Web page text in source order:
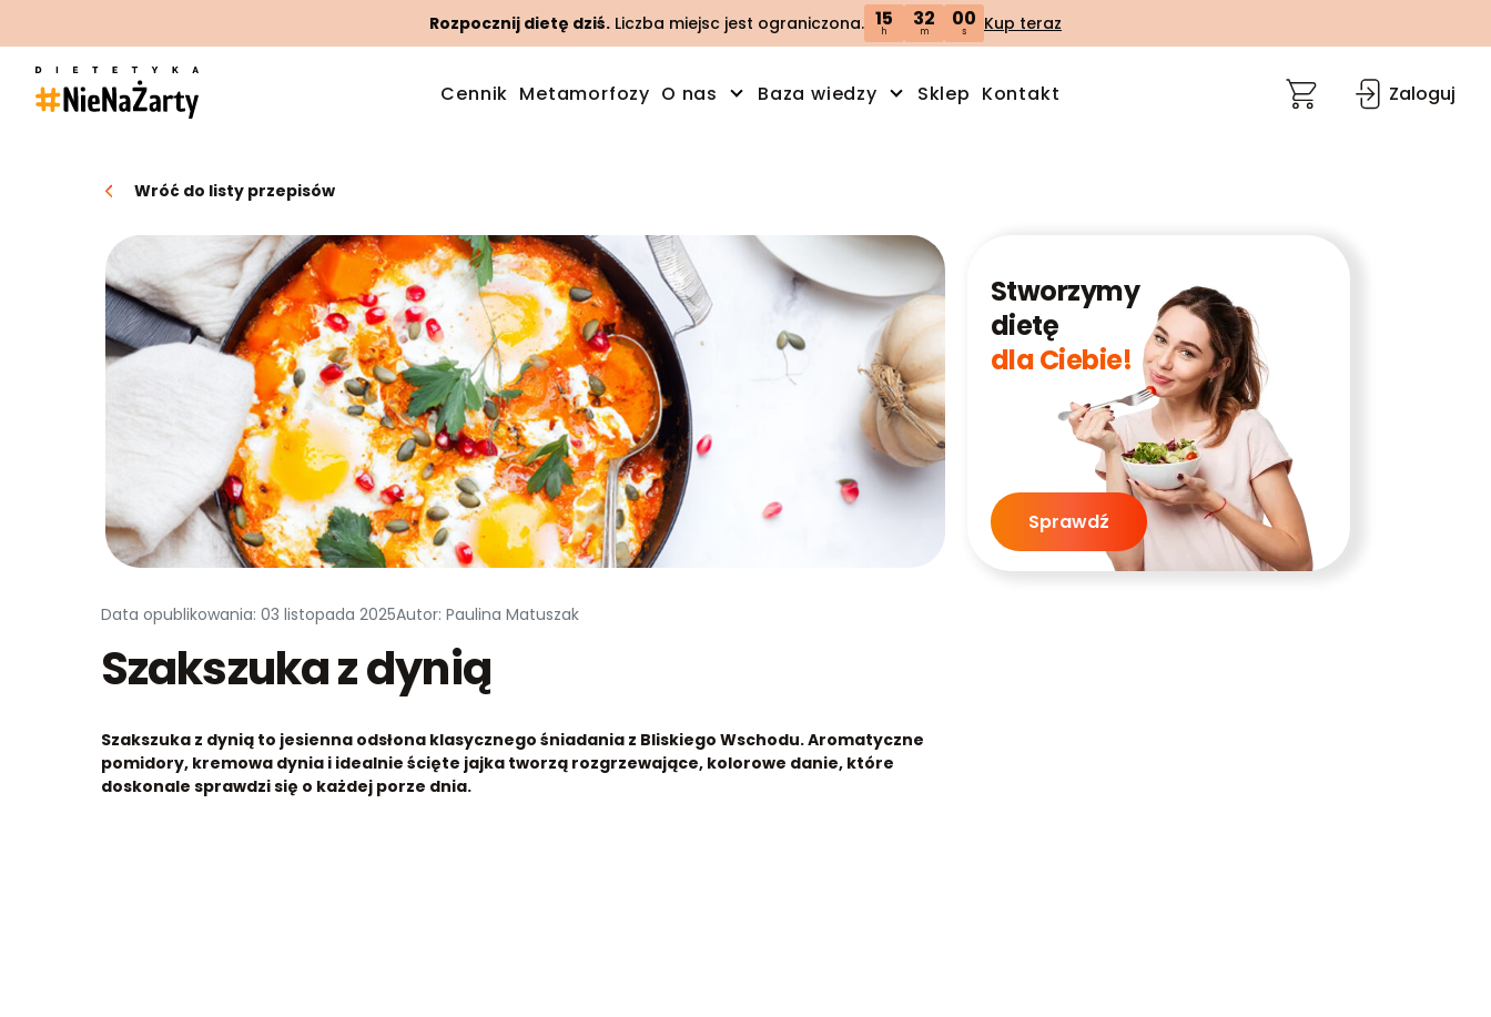
Rozpocznij dietę dziś. Liczba miejsc jest ograniczona. 15
h
31
m
59
s Kup teraz
Cennik Metamorfozy O nas Baza wiedzy Sklep Kontakt Zaloguj
Wróć do listy przepisów
Data opublikowania: 03 listopada 2025Autor: Paulina Matuszak
Szakszuka z dynią
Szakszuka z dynią to jesienna odsłona klasycznego śniadania z Bliskiego Wschodu. Aromatyczne
pomidory, kremowa dynia i idealnie ścięte jajka tworzą rozgrzewające, kolorowe danie, które
doskonale sprawdzi się o każdej porze dnia.
Stworzymy
dietę
dla Ciebie!
Sprawdź